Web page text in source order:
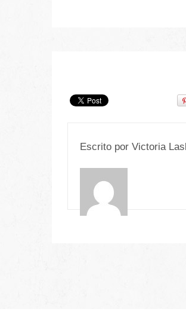
Escrito por Victoria